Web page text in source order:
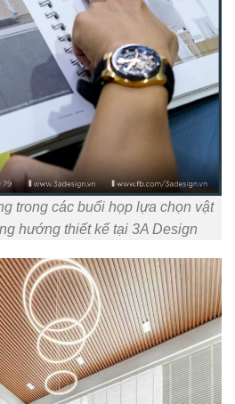
trong các buổi họp lựa chọn vật
hướng thiết kế tại 3A Design